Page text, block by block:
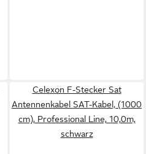
Celexon F-Stecker Sat
Antennenkabel SAT-Kabel, (1000
cm), Professional Line, 10,0m,
schwarz